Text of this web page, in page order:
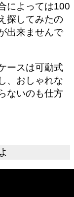
によっては100
探してみたの
出来ませんで
ースは可動式
、おしゃれな
ないのも仕方